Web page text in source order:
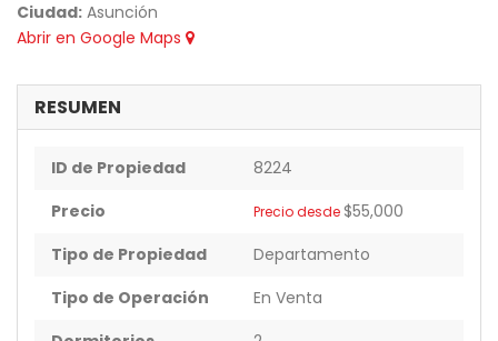
Ciudad: Asunción
Abrir en Google Maps
RESUMEN
ID de Propiedad
8224
Precio
Precio desde$55,000
Tipo de Propiedad
Departamento
Tipo de Operación
En Venta